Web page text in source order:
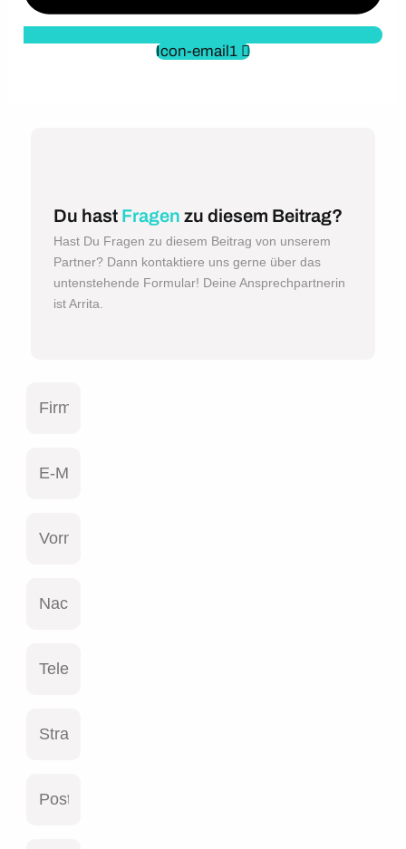
Icon-email1
Du hast Fragen zu diesem Beitrag?
Hast Du Fragen zu diesem Beitrag von unserem
Partner? Dann kontaktiere uns gerne über das
untenstehende Formular! Deine Ansprechpartnerin
ist Arrita.